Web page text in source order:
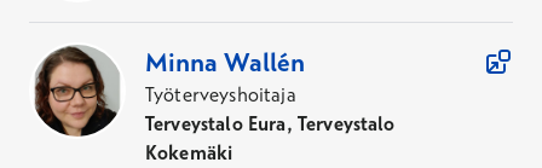
Minna Wallén
Työterveyshoitaja
Terveystalo Eura, Terveystalo
Kokemäki